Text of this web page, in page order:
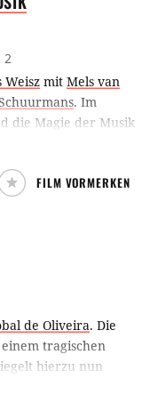
2
Weisz mit Mels van
. Im
die Magie der Musik
verstorbenen Mutter
FILM VORMERKEN
de Oliveira. Die
tragischen
hierzu nun
die Verunglückte